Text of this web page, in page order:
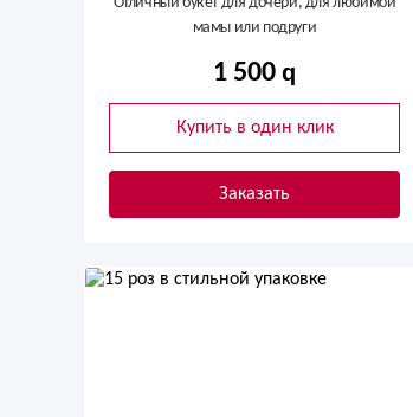
мамы или подруги
1 500
Купить в один клик
Заказать